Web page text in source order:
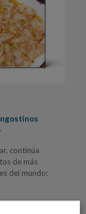
continúa
de más
del mundo: